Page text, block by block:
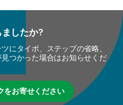
したか?
にタイポ、ステップの省略、
つかった場合はお知らせくだ
をお寄せください